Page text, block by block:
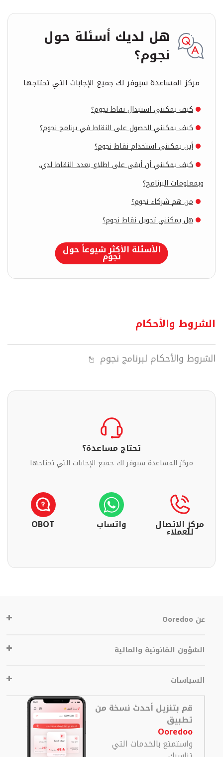
هل لديك أسئلة حول
نجوم؟
مركز المساعدة سيوفر لك جميع الإجابات التي تحتاجها
الأسئلة الأكثر شيوعاً حول
نجوم
كيف يمكنني استبدال نقاط نجوم؟
كيف يمكنني الحصول على النقاط في برنامج نجوم؟
أين يمكنني استخدام نقاط نجوم؟
كيف يمكنني أن أبقى على اطلاع بعدد النقاط لدي،
وبمعلومات البرنامج؟
من هم شركاء نجوم؟
هل يمكنني تحويل نقاط نجوم؟
الشروط والأحكام
الشروط والأحكام لبرنامج نجوم
تحتاج مساعدة؟
مركز المساعدة سيوفر لك جميع الإجابات التي تحتاجها
مركز الاتصال
للعملاء واتساب OBOT
عن Ooredoo
الشؤون القانونية والمالية
السياسات
قم بتنزيل أحدث نسخة من
تطبيق
Ooredoo
واستمتع بالخدمات التي